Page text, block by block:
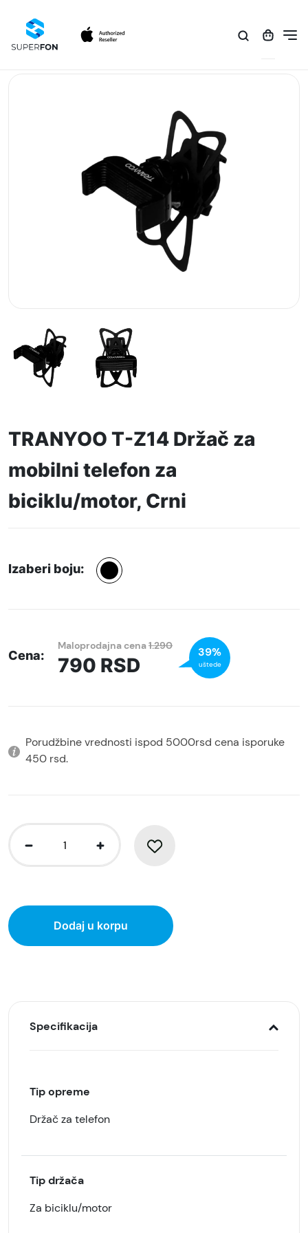
TRANYOO T-Z14 Držač za
mobilni telefon za
biciklu/motor, Crni
Izaberi boju:
Cena:
Maloprodajna cena1.290
790 RSD
39%
uštede
Porudžbine vrednosti ispod 5000rsd cena isporuke
450 rsd.
Dodaj u korpu
Specifikacija
Tip opreme
Držač za telefon
Tip držača
Za biciklu/motor